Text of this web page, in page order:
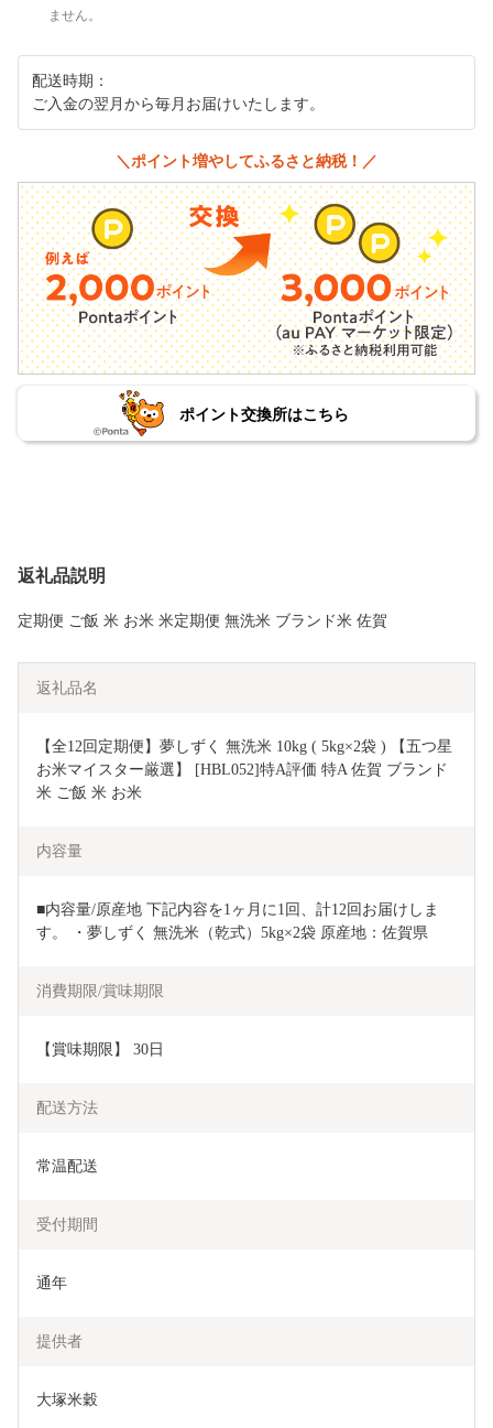
ません。
配送時期：
ご入金の翌月から毎月お届けいたします。
＼ポイント増やしてふるさと納税！／
ポイント交換所はこちら
返礼品説明
定期便 ご飯 米 お米 米定期便 無洗米 ブランド米 佐賀
返礼品名
【全12回定期便】夢しずく 無洗米 10kg ( 5kg×2袋 ) 【五つ星
お米マイスター厳選】 [HBL052]特A評価 特A 佐賀 ブランド
米 ご飯 米 お米
内容量
■内容量/原産地 下記内容を1ヶ月に1回、計12回お届けしま
す。 ・夢しずく 無洗米（乾式）5kg×2袋 原産地：佐賀県
消費期限/賞味期限
【賞味期限】 30日
配送方法
常温配送
受付期間
通年
提供者
大塚米穀